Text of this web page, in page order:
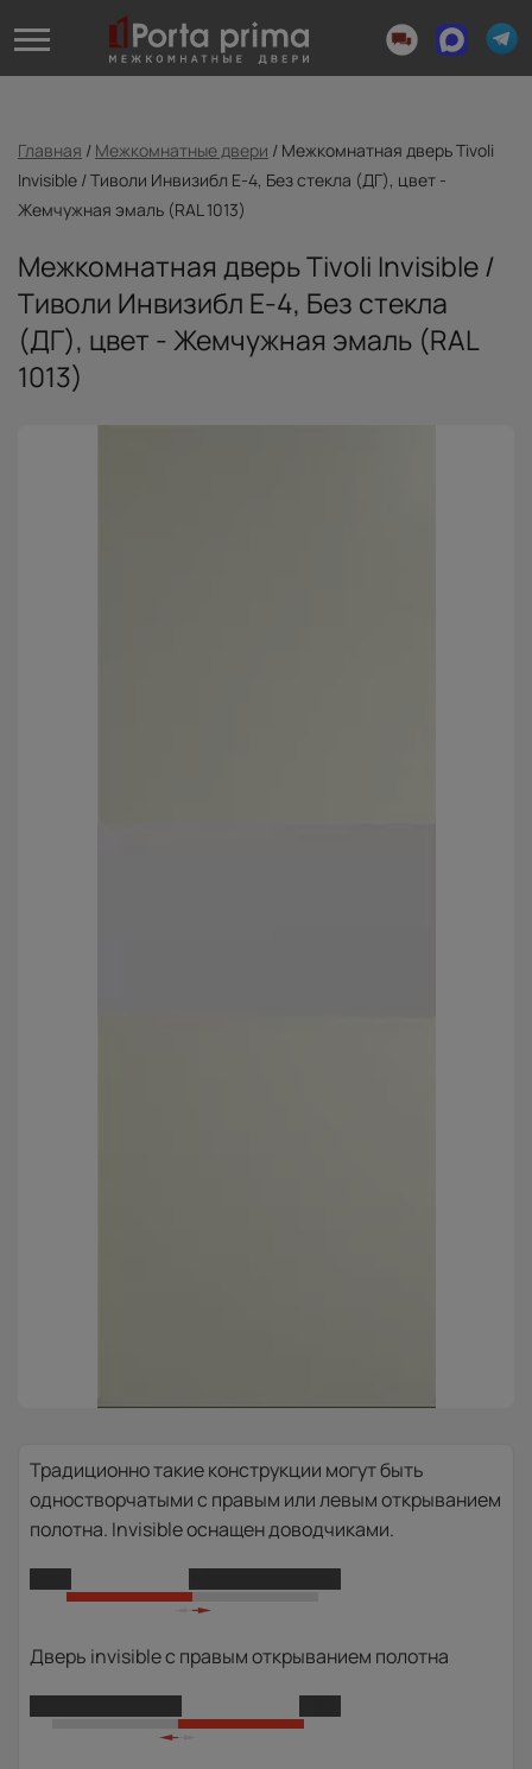
Главная / Межкомнатные двери / Межкомнатная дверь Tivoli
Invisible / Тиволи Инвизибл Е-4, Без стекла (ДГ), цвет -
Жемчужная эмаль (RAL 1013)
Межкомнатная дверь Tivoli Invisible /
Тиволи Инвизибл Е-4, Без стекла
(ДГ), цвет - Жемчужная эмаль (RAL
1013)
Традиционно такие конструкции могут быть
одностворчатыми с правым или левым открыванием
полотна. Invisible оснащен доводчиками.
Дверь invisible с правым открыванием полотна